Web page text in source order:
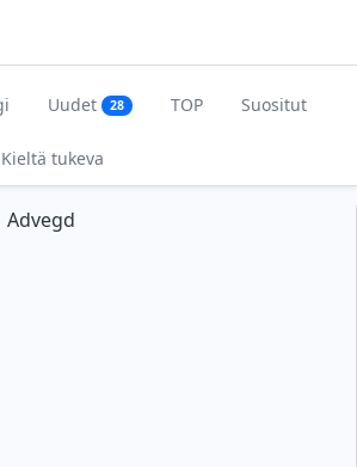
Uudet 28 TOP Suositut
Kieltä tukeva
Advegd